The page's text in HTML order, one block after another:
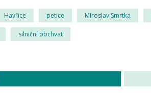
Havřice petice MIroslav Smrtka
silniční obchvat